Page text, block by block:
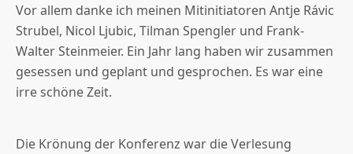
Vor allem danke ich meinen Mitinitiatoren Antje Rávic
Strubel, Nicol Ljubic, Tilman Spengler und Frank-
Walter Steinmeier. Ein Jahr lang haben wir zusammen
gesessen und geplant und gesprochen. Es war eine
irre schöne Zeit.
Die Krönung der Konferenz war die Verlesung